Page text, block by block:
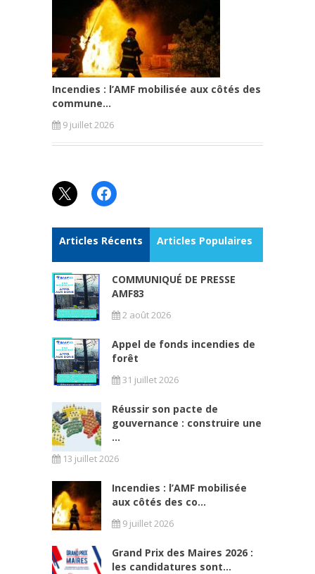
Incendies : l’AMF mobilisée aux côtés des
commune...
9 juillet 2026
X Facebook
Articles Récents Articles Populaires
COMMUNIQUÉ DE PRESSE
AMF83
2 août 2026
Appel de fonds incendies de
forêt
31 juillet 2026
Réussir son pacte de
gouvernance : construire une
...
13 juillet 2026
Incendies : l’AMF mobilisée
aux côtés des co...
9 juillet 2026
Grand Prix des Maires 2026 :
les candidatures sont...